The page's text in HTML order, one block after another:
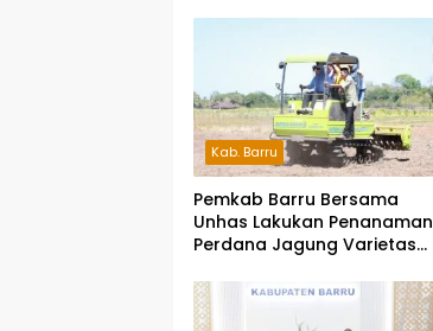
Kab. Barru
Pemkab Barru Bersama
Unhas Lakukan Penanaman
Perdana Jagung Varietas